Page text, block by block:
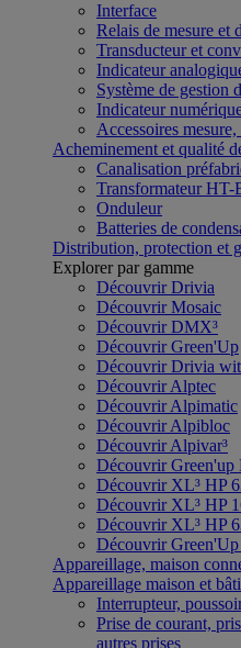
Interface
Relais de mesure et
Transducteur et
Indicateur
Système de gestion
Indicateur
Accessoires
Acheminement et qualité
Canalisation
Transformateur HT-
Onduleur
Batteries de
Distribution, protection et
Explorer par gamme
Découvrir Drivia
Découvrir Mosaic
Découvrir DMX³
Découvrir Green'Up
Découvrir Drivia
Découvrir Alptec
Découvrir Alpimatic
Découvrir Alpibloc
Découvrir Alpivar³
Découvrir Green'up
Découvrir XL³ HP
Découvrir XL³ HP
Découvrir XL³ HP
Découvrir
Appareillage, maison
Appareillage maison et
Interrupteur,
Prise de courant,
autres prises